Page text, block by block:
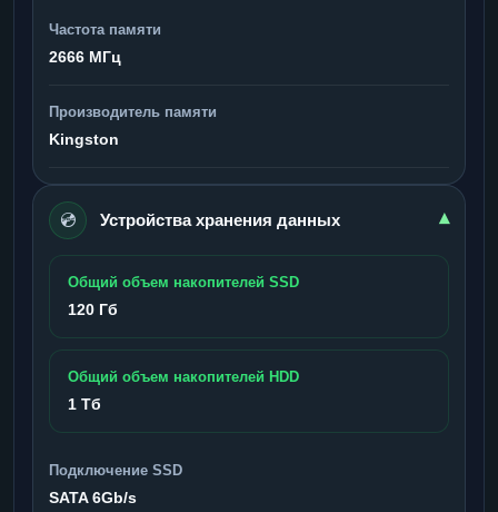
Частота памяти
2666 МГц
Производитель памяти
Kingston
💿 Устройства хранения данных ▾
Общий объем накопителей SSD
120 Гб
Общий объем накопителей HDD
1 Тб
Подключение SSD
SATA 6Gb/s